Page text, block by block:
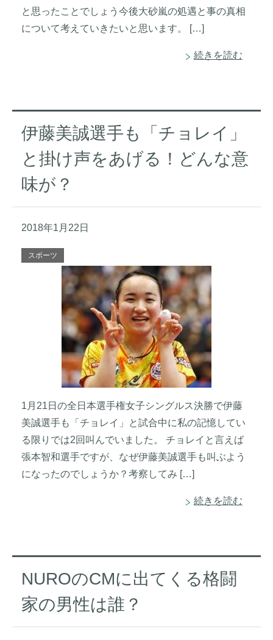
と思ったことでしょう今後大砂嵐の処遇と事の真相
について考えていきたいと思います。 […]
続きを読む
伊藤美誠選手も「チョレイ」
と掛け声をあげる！どんな意
味が？
2018年1月22日
スポーツ
1月21日の全日本選手権女子シングルス決勝で伊藤
美誠選手も「チョレイ」と試合中に私の記憶してい
る限りでは2回叫んでいました。 チョレイと言えば
張本智和選手ですが、なぜ伊藤美誠選手も叫ぶよう
になったのでしょうか？考察してみ […]
続きを読む
NUROのCMに出てくる格闘
家の男性は誰？